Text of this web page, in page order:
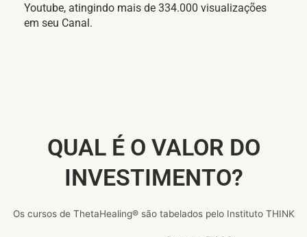
Youtube, atingindo mais de 334.000 visualizações
em seu Canal.
QUAL É O VALOR DO
INVESTIMENTO?
Os cursos de ThetaHealing® são tabelados pelo Instituto THINK